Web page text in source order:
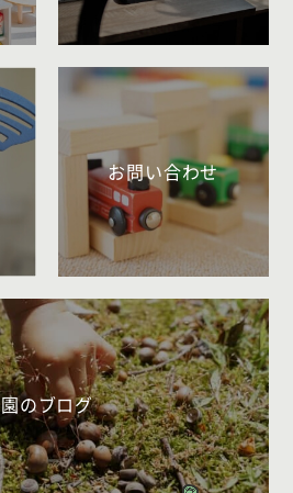
お問い合わせ
園のブログ